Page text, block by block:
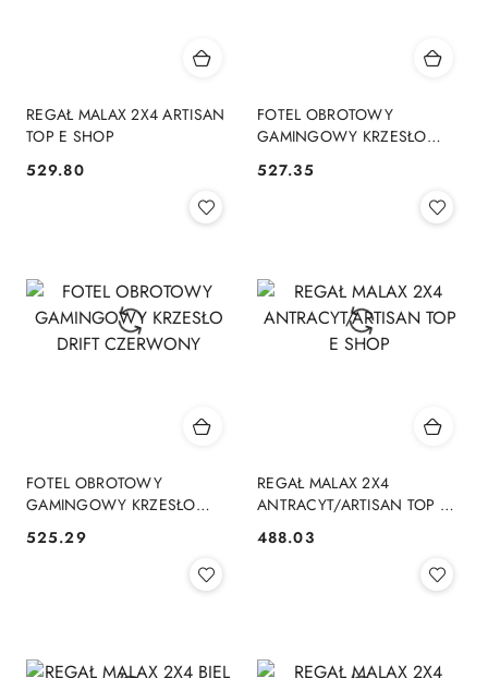
REGAŁ MALAX 2X4 ARTISAN
TOP E SHOP
Cena:
529.80
FOTEL OBROTOWY
GAMINGOWY KRZESŁO
Cena:
527.35
FOTEL OBROTOWY
GAMINGOWY KRZESŁO
Cena:
525.29
REGAŁ MALAX 2X4
ANTRACYT/ARTISAN TOP E
Cena:
488.03